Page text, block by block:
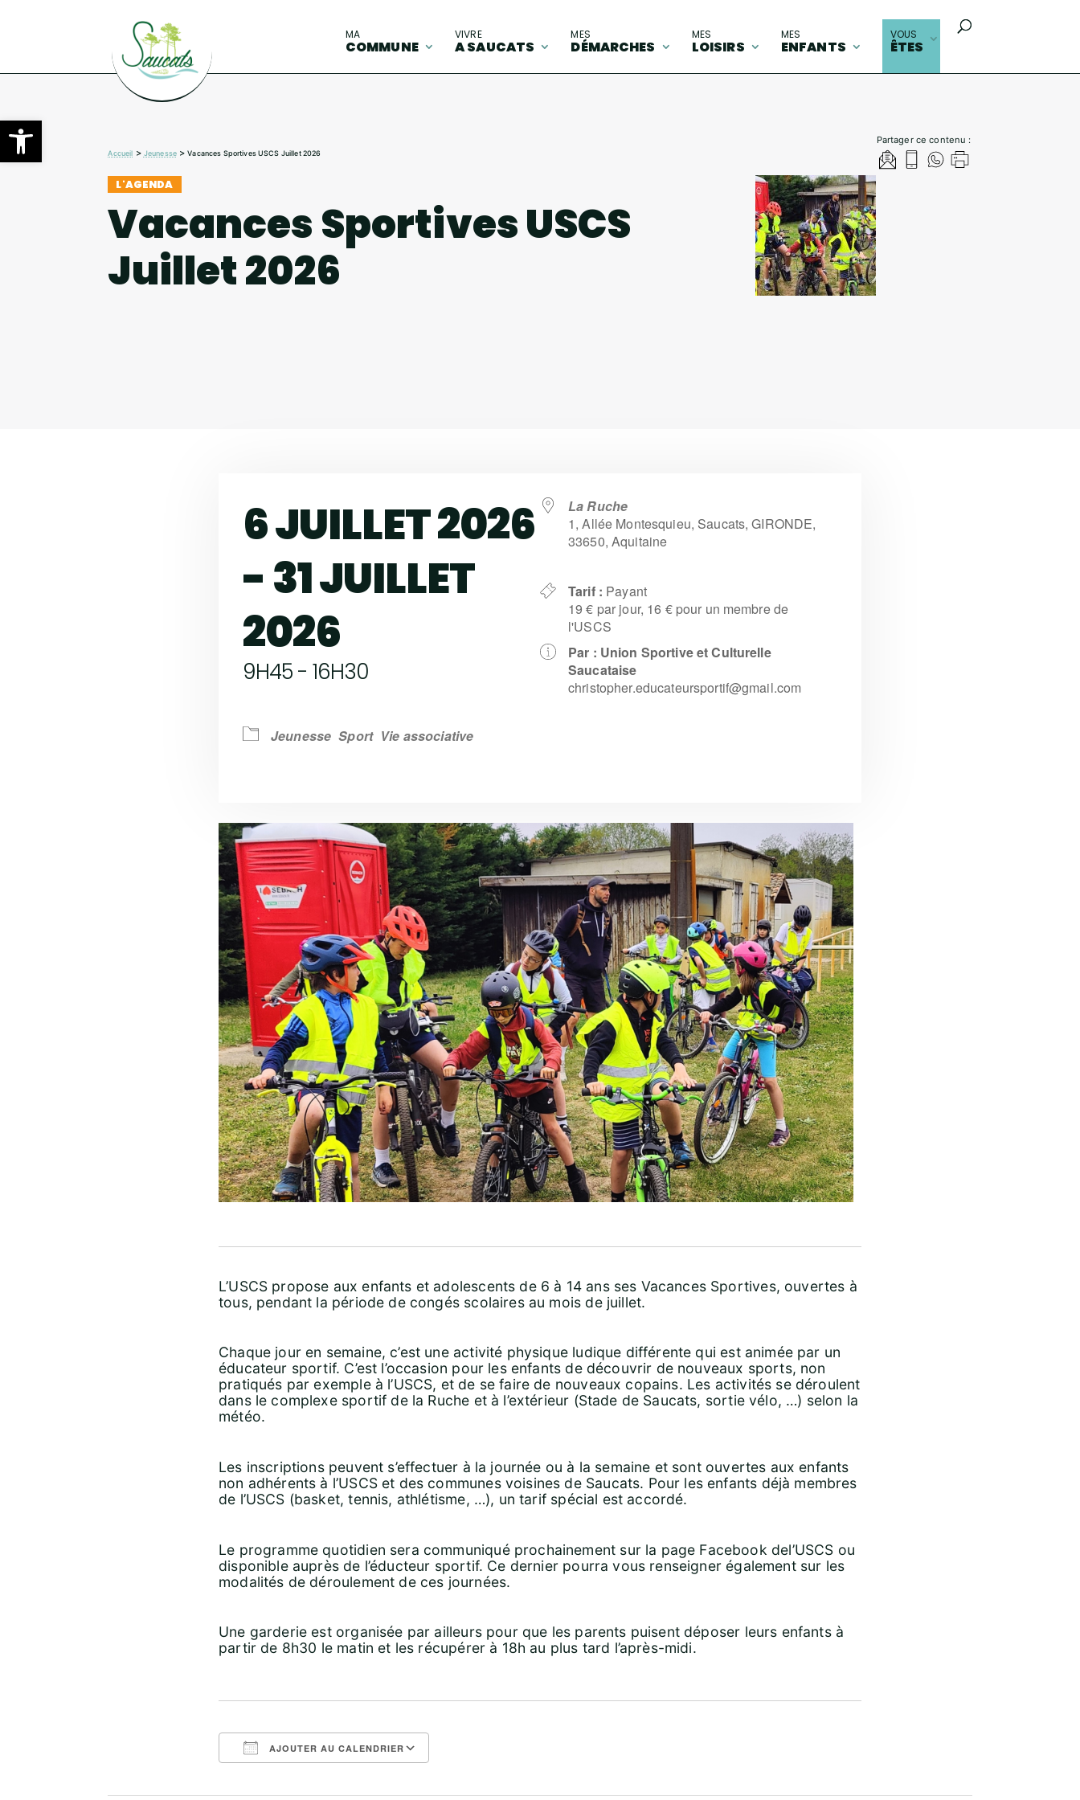
Ouvrir la barre d’outils
MA
COMMUNE
VIVRE
A SAUCATS
MES
DÉMARCHES
MES
LOISIRS
MES
ENFANTS
VOUS
ÊTES
Partager ce contenu :
Accueil > Jeunesse>Vacances Sportives USCS Juillet 2026
L'AGENDA
Vacances Sportives USCS
Juillet 2026
6 JUILLET 2026
- 31 JUILLET
2026
9H45 - 16H30
Jeunesse Sport Vie associative
La Ruche
1, Allée Montesquieu, Saucats, GIRONDE,
33650, Aquitaine
Tarif : Payant
19 € par jour, 16 € pour un membre de
l'USCS
Par : Union Sportive et Culturelle
Saucataise
christopher.educateursportif@gmail.com
L’USCS propose aux enfants et adolescents de 6 à 14 ans ses Vacances Sportives, ouvertes à
tous, pendant la période de congés scolaires au mois de juillet.
Chaque jour en semaine, c’est une activité physique ludique différente qui est animée par un
éducateur sportif. C’est l’occasion pour les enfants de découvrir de nouveaux sports, non
pratiqués par exemple à l’USCS, et de se faire de nouveaux copains. Les activités se déroulent
dans le complexe sportif de la Ruche et à l’extérieur (Stade de Saucats, sortie vélo, …) selon la
météo.
Les inscriptions peuvent s’effectuer à la journée ou à la semaine et sont ouvertes aux enfants
non adhérents à l’USCS et des communes voisines de Saucats. Pour les enfants déjà membres
de l’USCS (basket, tennis, athlétisme, …), un tarif spécial est accordé.
Le programme quotidien sera communiqué prochainement sur la page Facebook del’USCS ou
disponible auprès de l’éducteur sportif. Ce dernier pourra vous renseigner également sur les
modalités de déroulement de ces journées.
Une garderie est organisée par ailleurs pour que les parents puisent déposer leurs enfants à
partir de 8h30 le matin et les récupérer à 18h au plus tard l’après-midi.
AJOUTER AU CALENDRIER